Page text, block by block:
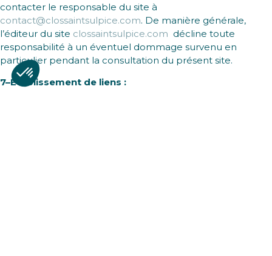
contacter le responsable du site à
contact@clossaintsulpice.com. De manière générale,
l’éditeur du site clossaintsulpice.com décline toute
responsabilité à un éventuel dommage survenu en
particulier pendant la consultation du présent site.
7–Etablissement de liens :